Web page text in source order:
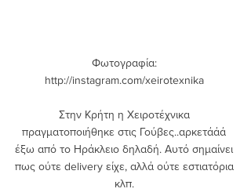
Φωτογραφία:
http://instagram.com/xeirotexnika
Στην Κρήτη η Χειροτέχνικα
πραγματοποιήθηκε στις Γούβες..αρκετάάά
έξω από το Ηράκλειο δηλαδή. Αυτό σημαίνει
πως ούτε delivery είχε, αλλά ούτε εστιατόρια
κλπ.